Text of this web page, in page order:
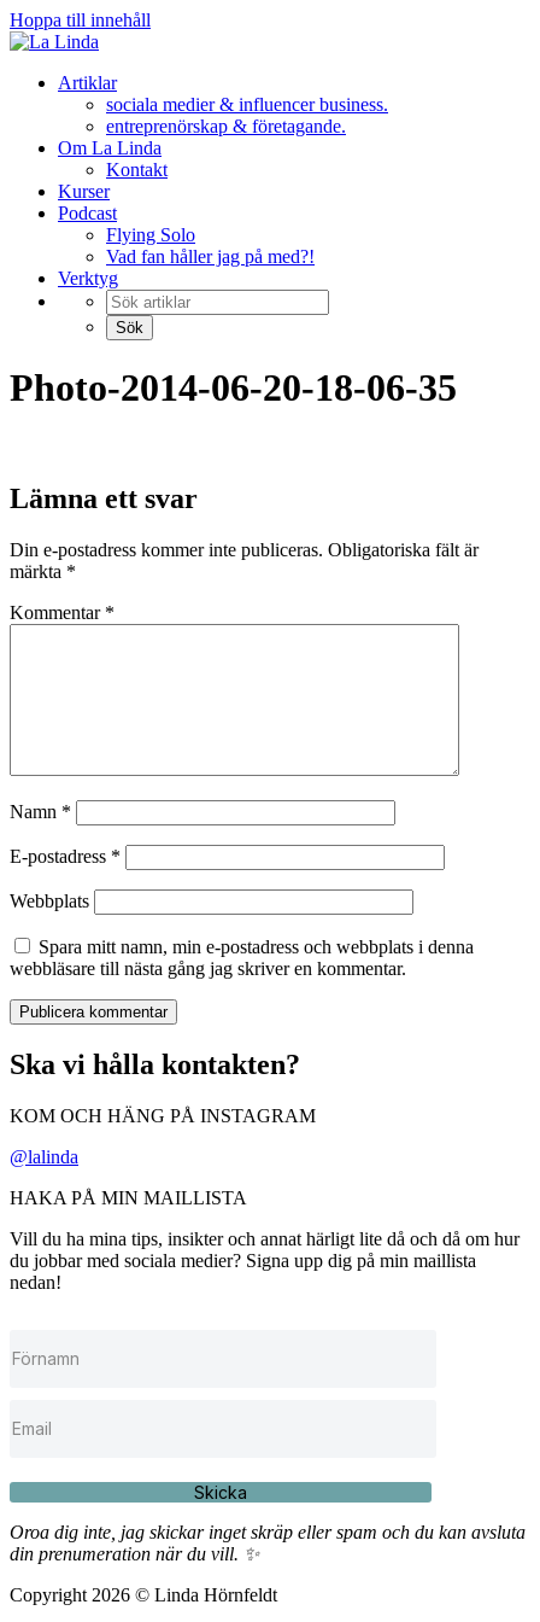
Hoppa till innehåll
Artiklar
sociala medier & influencer business.
entreprenörskap & företagande.
Om La Linda
Kontakt
Kurser
Podcast
Flying Solo
Vad fan håller jag på med?!
Verktyg
Photo-2014-06-20-18-06-35
Lämna ett svar
Din e-postadress kommer inte publiceras. Obligatoriska fält är
märkta *
Kommentar *
Namn *
E-postadress *
Webbplats
Spara mitt namn, min e-postadress och webbplats i denna
webbläsare till nästa gång jag skriver en kommentar.
Ska vi hålla kontakten?
KOM OCH HÄNG PÅ INSTAGRAM
@lalinda
HAKA PÅ MIN MAILLISTA
Vill du ha mina tips, insikter och annat härligt lite då och då om hur
du jobbar med sociala medier? Signa upp dig på min maillista
nedan!
Skicka
Oroa dig inte, jag skickar inget skräp eller spam och du kan avsluta
din prenumeration när du vill. ✨
Copyright 2026 © Linda Hörnfeldt